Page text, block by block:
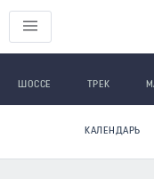
ШОССЕ ТРЕК
КАЛЕНДАРЬ